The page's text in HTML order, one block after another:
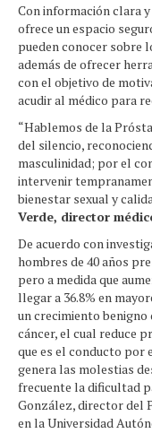
Con información clara
ofrece un espacio
pueden conocer sobre
además de ofrecer
con el objetivo de
acudir al médico para
“Hablemos de la
del silencio,
masculinidad; por el
intervenir
bienestar sexual y
Verde, director
De acuerdo con
hombres de 40 años
pero a medida que
llegar a 36.8% en
un crecimiento
cáncer, el cual reduce
que es el conducto por
genera las molestias
frecuente la dificultad
González, director del
en la Universidad